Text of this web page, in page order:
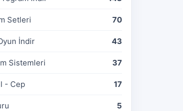
Setleri 70
İndir 43
Sistemleri 37
- Cep 17
5